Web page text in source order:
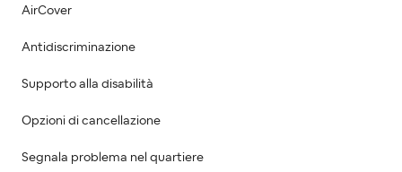
AirCover
Antidiscriminazione
Supporto alla disabilità
Opzioni di cancellazione
Segnala problema nel quartiere